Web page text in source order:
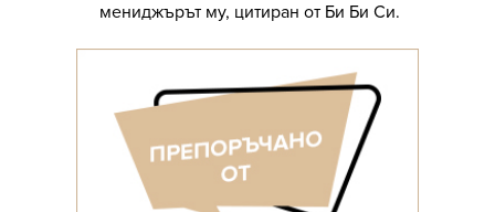
мениджърът му, цитиран от Би Би Си.